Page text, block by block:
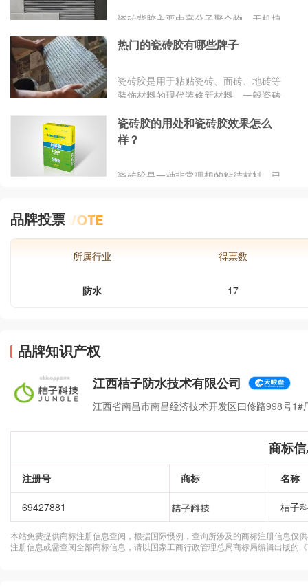
么选呢?
瓷砖背胶主要由高分子聚合物、无机填
的粘附性、耐水性、耐候性和抗老化
能。而且，瓷砖背胶的固化速度快，强
度高，能够在短时间内达到很好的粘结
热门的瓷砖胶有哪些牌子
瓷砖胶是用于粘贴瓷砖、面砖、地砖等
装饰材料的现代装修新材料。一般瓷砖
素醚，以及提供增加瓷砖胶粘接力的乳
胶粉，适用于室内外陶瓷墙地砖、陶瓷
排行榜，供大家参考选择。
瓷砖胶的用处和瓷砖胶效果怎么
样？
瓷砖胶是一种非常理想的粘结材料，已
品牌投票
所属行业 得票数
防水 17
品牌知识产权
江西桔子防水技术有限公司
江西省南昌市南昌经济技术开发区曰修路998号1#
商标
注册号 商标 名称
69427881 桔子
本站免费提供商标注册信息查阅，根据国际惯例，查询所涉及的商标注册信息仅
注册信息或需查阅全部商标信息，请以国家工商行政管理总局商标局编辑出版的